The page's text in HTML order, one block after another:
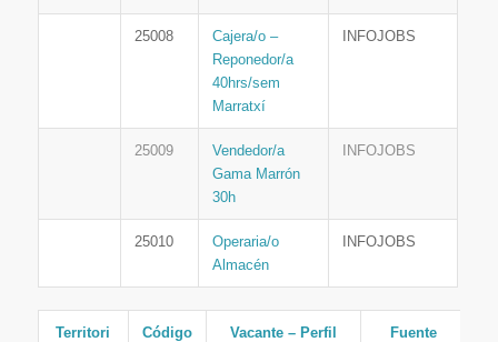
25008
Cajera/o –
Reponedor/a
40hrs/sem
Marratxí
INFOJOBS
25009
Vendedor/a
Gama Marrón
30h
INFOJOBS
25010
Operaria/o
Almacén
INFOJOBS
Territori Código
Vacante – Perfil
Fuente